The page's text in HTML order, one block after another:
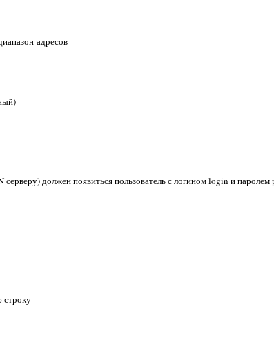
адресов
должен появиться пользователь с логином login и паролем
строку